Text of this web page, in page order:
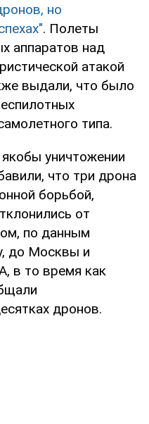
но
. Полеты
аппаратов над
атакой
выдали, что было
типа.
уничтожении
что три дрона
борьбой,
от
по данным
до Москвы и
в то время как
дронов.